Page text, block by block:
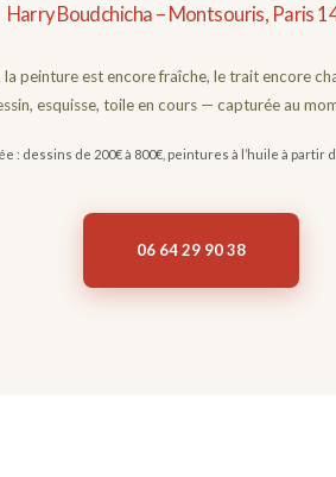
Harry Boudchicha – Montsouris, Paris
la peinture est encore fraîche, le trait encore
esquisse, toile en cours — capturée au
: dessins de 200€ à 800€, peintures à l’huile à partir
06 64 29 90 38